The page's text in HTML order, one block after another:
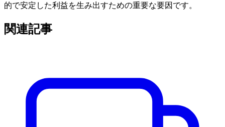
的で安定した利益を生み出すための重要な要因です。
関連記事